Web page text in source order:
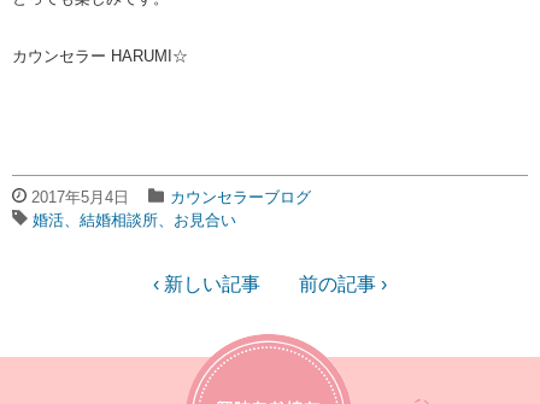
カウンセラー HARUMI☆
2017年5月4日
カウンセラーブログ
婚活、結婚相談所、お見合い
‹ 新しい記事 前の記事 ›